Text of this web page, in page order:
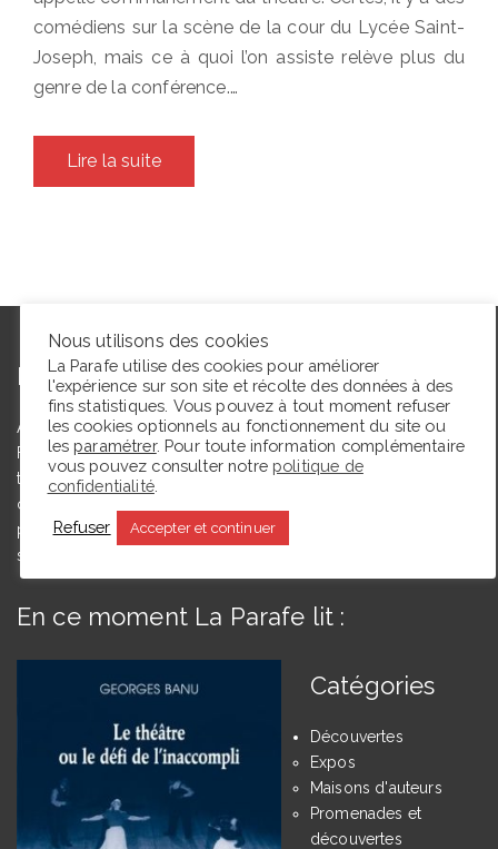
comédiens sur la scène de la cour du Lycée Saint-
Joseph, mais ce à quoi l’on assiste relève plus du
genre de la conférence.…
Lire la suite
L’autrice
Agrégée de lettres modernes et docteure en études théâtrales,
Floriane Toussaint est maîtresse de conférences en études
théâtrales à l’Université de Caen Normandie et membre du
comité du Syndicat de la critique. Ce blog, créé en 2009, a
pour but de partager des expériences de lectrice et de
spectatrice.
En ce moment La Parafe lit :
Catégories
Découvertes
Expos
Maisons d'auteurs
Promenades et
découvertes
Nous utilisons des cookies
La Parafe utilise des cookies pour améliorer
l'expérience sur son site et récolte des données à des
fins statistiques. Vous pouvez à tout moment refuser
les cookies optionnels au fonctionnement du site ou
les paramétrer. Pour toute information complémentaire
vous pouvez consulter notre politique de
confidentialité.
Refuser Accepter et continuer